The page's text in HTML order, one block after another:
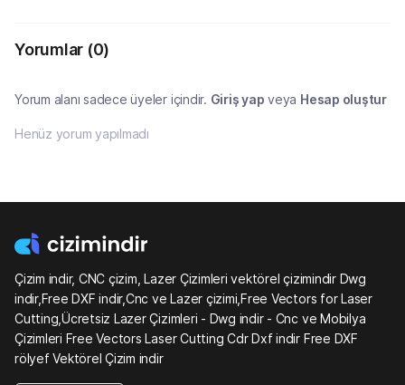
Yorumlar (0)
Yorum alanı sadece üyeler içindir. Giriş yap veya Hesap oluştur
Henüz yorum yapılmadı
Çizim indir, CNC çizim, Lazer Çizimleri vektörel çizimindir Dwg
indir,Free DXF indir,Cnc ve Lazer çizimi,Free Vectors for Laser
Cutting,Ücretsiz Lazer Çizimleri - Dwg indir - Cnc ve Mobilya
Çizimleri Free Vectors Laser Cutting Cdr Dxf indir Free DXF
rölyef Vektörel Çizim indir